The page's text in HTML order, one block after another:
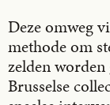
Deze omweg
methode om
zelden
Brusselse